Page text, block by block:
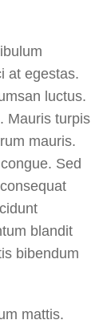
at egestas.
luctus.
Mauris turpis
mauris.
Sed
blandit
bibendum
mattis.